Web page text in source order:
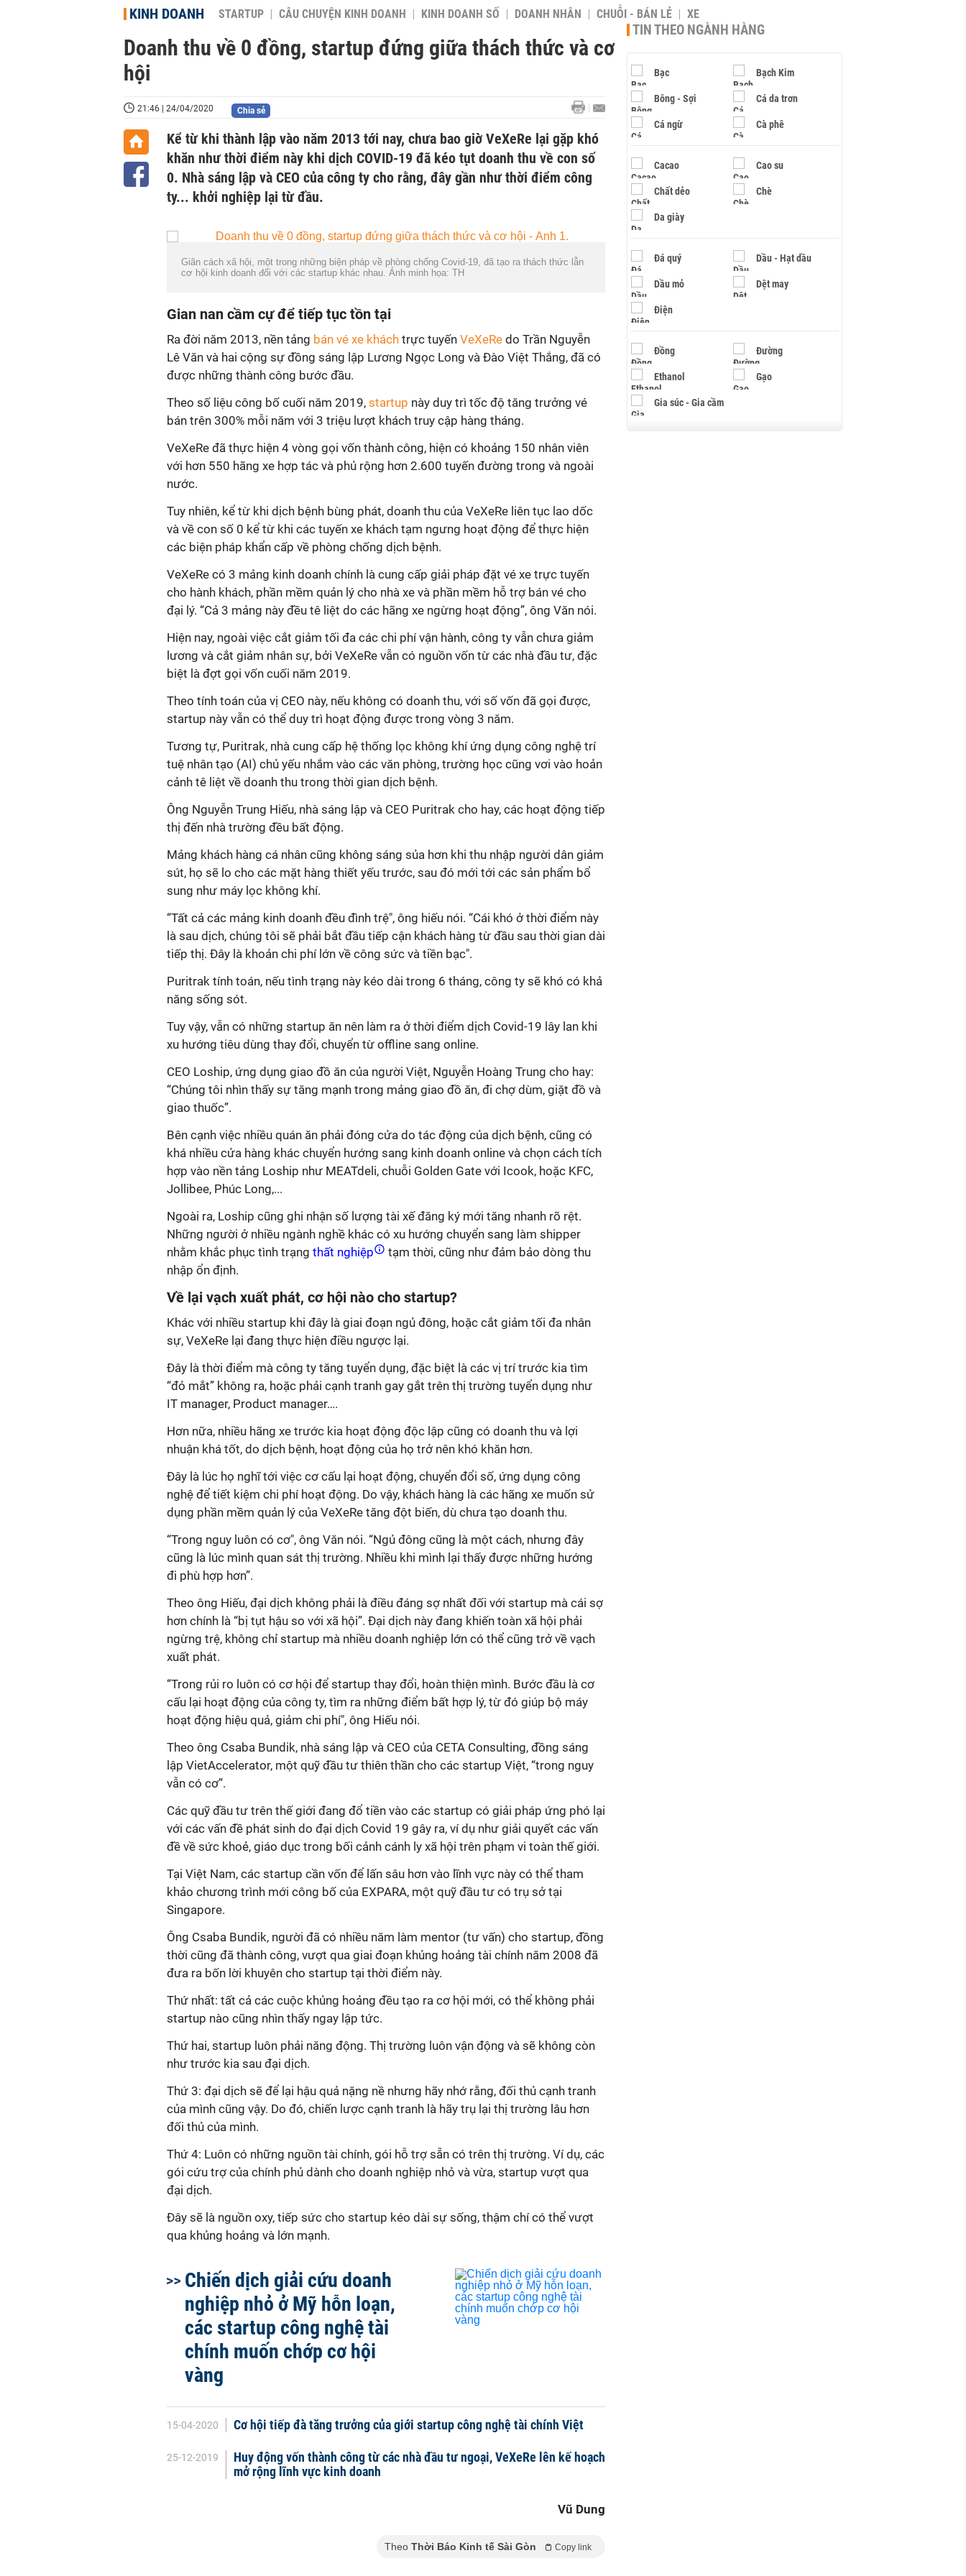
KINH DOANH STARTUP CÂU CHUYỆN KINH DOANH KINH DOANH SỐ DOANH NHÂN CHUỖI - BÁN LẺ XE
Doanh thu về 0 đồng, startup đứng giữa thách thức và cơ
hội
21:46 | 24/04/2020 Chia sẻ
Kể từ khi thành lập vào năm 2013 tới nay, chưa bao giờ VeXeRe lại gặp khó
khăn như thời điểm này khi dịch COVID-19 đã kéo tụt doanh thu về con số
0. Nhà sáng lập và CEO của công ty cho rằng, đây gần như thời điểm công
ty... khởi nghiệp lại từ đầu.
Giãn cách xã hội, một trong những biện pháp về phòng chống Covid-19, đã tạo ra thách thức lẫn
cơ hội kinh doanh đối với các startup khác nhau. Ảnh minh họa: TH
Gian nan cầm cự để tiếp tục tồn tại
Ra đời năm 2013, nền tảng bán vé xe khách trực tuyến VeXeRe do Trần Nguyễn
Lê Văn và hai cộng sự đồng sáng lập Lương Ngọc Long và Đào Việt Thắng, đã có
được những thành công bước đầu.
Theo số liệu công bố cuối năm 2019, startup này duy trì tốc độ tăng trưởng vé
bán trên 300% mỗi năm với 3 triệu lượt khách truy cập hàng tháng.
VeXeRe đã thực hiện 4 vòng gọi vốn thành công, hiện có khoảng 150 nhân viên
với hơn 550 hãng xe hợp tác và phủ rộng hơn 2.600 tuyến đường trong và ngoài
nước.
Tuy nhiên, kể từ khi dịch bệnh bùng phát, doanh thu của VeXeRe liên tục lao dốc
và về con số 0 kể từ khi các tuyến xe khách tạm ngưng hoạt động để thực hiện
các biện pháp khẩn cấp về phòng chống dịch bệnh.
VeXeRe có 3 mảng kinh doanh chính là cung cấp giải pháp đặt vé xe trực tuyến
cho hành khách, phần mềm quản lý cho nhà xe và phần mềm hỗ trợ bán vé cho
đại lý. “Cả 3 mảng này đều tê liệt do các hãng xe ngừng hoạt động”, ông Văn nói.
Hiện nay, ngoài việc cắt giảm tối đa các chi phí vận hành, công ty vẫn chưa giảm
lương và cắt giảm nhân sự, bởi VeXeRe vẫn có nguồn vốn từ các nhà đầu tư, đặc
biệt là đợt gọi vốn cuối năm 2019.
Theo tính toán của vị CEO này, nếu không có doanh thu, với số vốn đã gọi được,
startup này vẫn có thể duy trì hoạt động được trong vòng 3 năm.
Tương tự, Puritrak, nhà cung cấp hệ thống lọc không khí ứng dụng công nghệ trí
tuệ nhân tạo (AI) chủ yếu nhắm vào các văn phòng, trường học cũng vơi vào hoản
cảnh tê liệt về doanh thu trong thời gian dịch bệnh.
Ông Nguyễn Trung Hiếu, nhà sáng lập và CEO Puritrak cho hay, các hoạt động tiếp
thị đến nhà trường đều bất động.
Mảng khách hàng cá nhân cũng không sáng sủa hơn khi thu nhập người dân giảm
sút, họ sẽ lo cho các mặt hàng thiết yếu trước, sau đó mới tới các sản phẩm bổ
sung như máy lọc không khí.
“Tất cả các mảng kinh doanh đều đình trệ", ông hiếu nói. “Cái khó ở thời điểm này
là sau dịch, chúng tôi sẽ phải bắt đầu tiếp cận khách hàng từ đầu sau thời gian dài
tiếp thị. Đây là khoản chi phí lớn về công sức và tiền bạc".
Puritrak tính toán, nếu tình trạng này kéo dài trong 6 tháng, công ty sẽ khó có khả
năng sống sót.
Tuy vậy, vẫn có những startup ăn nên làm ra ở thời điểm dịch Covid-19 lây lan khi
xu hướng tiêu dùng thay đổi, chuyển từ offline sang online.
CEO Loship, ứng dụng giao đồ ăn của người Việt, Nguyễn Hoàng Trung cho hay:
“Chúng tôi nhìn thấy sự tăng mạnh trong mảng giao đồ ăn, đi chợ dùm, giặt đồ và
giao thuốc”.
Bên cạnh việc nhiều quán ăn phải đóng cửa do tác động của dịch bệnh, cũng có
khá nhiều cửa hàng khác chuyển hướng sang kinh doanh online và chọn cách tích
hợp vào nền tảng Loship như MEATdeli, chuỗi Golden Gate với Icook, hoặc KFC,
Jollibee, Phúc Long,...
Ngoài ra, Loship cũng ghi nhận số lượng tài xế đăng ký mới tăng nhanh rõ rệt.
Những người ở nhiều ngành nghề khác có xu hướng chuyển sang làm shipper
nhằm khắc phục tình trạng thất nghiệp
tạm thời, cũng như đảm bảo dòng thu
nhập ổn định.
Về lại vạch xuất phát, cơ hội nào cho startup?
Khác với nhiều startup khi đây là giai đoạn ngủ đông, hoặc cắt giảm tối đa nhân
sự, VeXeRe lại đang thực hiện điều ngược lại.
Đây là thời điểm mà công ty tăng tuyển dụng, đặc biệt là các vị trí trước kia tìm
“đỏ mắt” không ra, hoặc phải cạnh tranh gay gắt trên thị trường tuyển dụng như
IT manager, Product manager….
Hơn nữa, nhiều hãng xe trước kia hoạt động độc lập cũng có doanh thu và lợi
nhuận khá tốt, do dịch bệnh, hoạt động của họ trở nên khó khăn hơn.
Đây là lúc họ nghĩ tới việc cơ cấu lại hoạt động, chuyển đổi số, ứng dụng công
nghệ để tiết kiệm chi phí hoạt động. Do vậy, khách hàng là các hãng xe muốn sử
dụng phần mềm quản lý của VeXeRe tăng đột biến, dù chưa tạo doanh thu.
“Trong nguy luôn có cơ", ông Văn nói. “Ngủ đông cũng là một cách, nhưng đây
cũng là lúc mình quan sát thị trường. Nhiều khi mình lại thấy được những hướng
đi phù hợp hơn”.
Theo ông Hiếu, đại dịch không phải là điều đáng sợ nhất đối với startup mà cái sợ
hơn chính là “bị tụt hậu so với xã hội”. Đại dịch này đang khiến toàn xã hội phải
ngừng trệ, không chỉ startup mà nhiều doanh nghiệp lớn có thể cũng trở về vạch
xuất phát.
“Trong rủi ro luôn có cơ hội để startup thay đổi, hoàn thiện mình. Bước đầu là cơ
cấu lại hoạt động của công ty, tìm ra những điểm bất hợp lý, từ đó giúp bộ máy
hoạt động hiệu quả, giảm chi phí", ông Hiếu nói.
Theo ông Csaba Bundik, nhà sáng lập và CEO của CETA Consulting, đồng sáng
lập VietAccelerator, một quỹ đầu tư thiên thần cho các startup Việt, “trong nguy
vẫn có cơ”.
Các quỹ đầu tư trên thế giới đang đổ tiền vào các startup có giải pháp ứng phó lại
với các vấn đề phát sinh do đại dịch Covid 19 gây ra, ví dụ như giải quyết các vấn
đề về sức khoẻ, giáo dục trong bối cảnh cánh ly xã hội trên phạm vi toàn thế giới.
Tại Việt Nam, các startup cần vốn để lấn sâu hơn vào lĩnh vực này có thể tham
khảo chương trình mới công bố của EXPARA, một quỹ đầu tư có trụ sở tại
Singapore.
Ông Csaba Bundik, người đã có nhiều năm làm mentor (tư vấn) cho startup, đồng
thời cũng đã thành công, vượt qua giai đoạn khủng hoảng tài chính năm 2008 đã
đưa ra bốn lời khuyên cho startup tại thời điểm này.
Thứ nhất: tất cả các cuộc khủng hoảng đều tạo ra cơ hội mới, có thể không phải
startup nào cũng nhìn thấy ngay lập tức.
Thứ hai, startup luôn phải năng động. Thị trường luôn vận động và sẽ không còn
như trước kia sau đại dịch.
Thứ 3: đại dịch sẽ để lại hậu quả nặng nề nhưng hãy nhớ rằng, đối thủ cạnh tranh
của mình cũng vậy. Do đó, chiến lược cạnh tranh là hãy trụ lại thị trường lâu hơn
đối thủ của mình.
Thứ 4: Luôn có những nguồn tài chính, gói hỗ trợ sẵn có trên thị trường. Ví dụ, các
gói cứu trợ của chính phủ dành cho doanh nghiệp nhỏ và vừa, startup vượt qua
đại dịch.
Đây sẽ là nguồn oxy, tiếp sức cho startup kéo dài sự sống, thậm chí có thể vượt
qua khủng hoảng và lớn mạnh.
Chiến dịch giải cứu doanh
nghiệp nhỏ ở Mỹ hỗn loạn,
các startup công nghệ tài
chính muốn chớp cơ hội
vàng
15-04-2020 Cơ hội tiếp đà tăng trưởng của giới startup công nghệ tài chính Việt
25-12-2019
Huy động vốn thành công từ các nhà đầu tư ngoại, VeXeRe lên kế hoạch
mở rộng lĩnh vực kinh doanh
Vũ Dung
Theo Thời Báo Kinh tế Sài Gòn Copy link
TIN THEO NGÀNH HÀNG
Bạc Bạch Kim
Bông - Sợi Cá da trơn
Cá ngừ Cà phê
Cacao Cao su
Chất dẻo Chè
Da giày
Đá quý Dầu - Hạt dầu
Dầu mỏ Dệt may
Điện
Đồng Đường
Ethanol Gạo
Gia súc - Gia cầm